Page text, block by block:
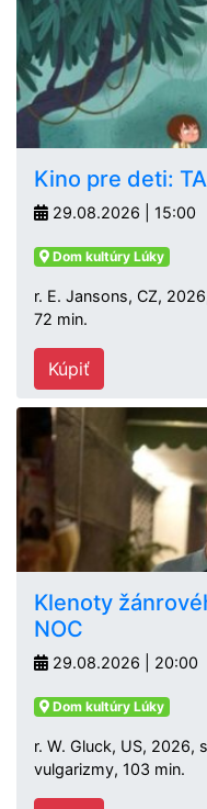
Kino pre deti:
29.08.2026 | 15:00
Dom kultúry Lúky
r. E. Jansons, CZ,
72 min.
Kúpiť
Klenoty
NOC
29.08.2026 | 20:00
Dom kultúry Lúky
r. W. Gluck, US, 2026,
vulgarizmy, 103 min.